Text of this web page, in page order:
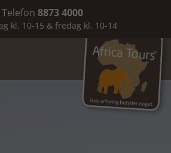
8873 4000
kl. 10-15 & fredag kl. 10-14